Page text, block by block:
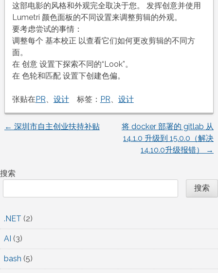
这部电影的风格和外观完全取决于您。 发挥创意并使用
Lumetri 颜色面板的不同设置来调整剪辑的外观。
要考虑尝试的事情：
调整每个 基本校正 以查看它们如何更改剪辑的不同方
面。
在 创意 设置下探索不同的“Look”。
在 色轮和匹配 设置下创建色偏。
张贴在PR 设计 标签： PR 设计
文
导
航
← 深圳市自主创业扶持补贴
将 docker 部署的 gitlab 从
14.1.0 升级到 15.0.0（解决
14.10.0升级报错）
→
搜索
搜索
.NET (2)
AI (3)
bash (5)